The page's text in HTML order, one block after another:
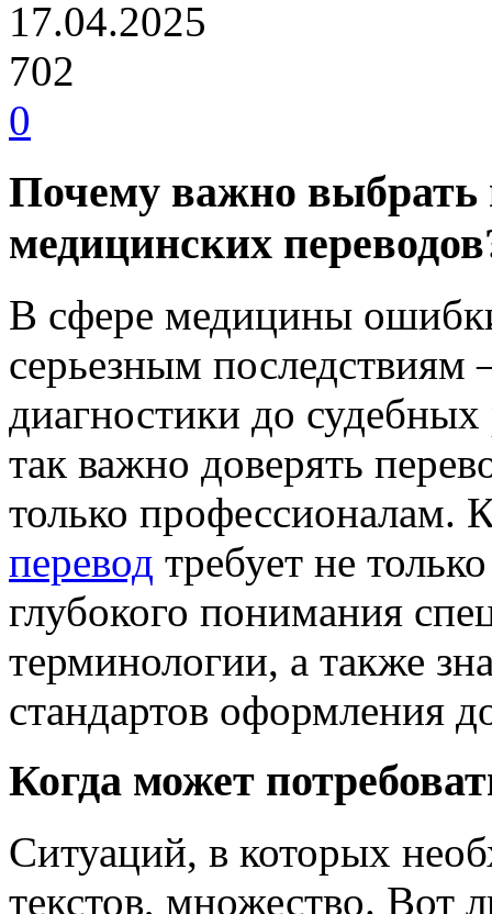
17.04.2025
702
0
Почему важно выбрать
медицинских
В сфере медицины
серьезным
диагностики до
так важно доверять
только профессионалам.
перевод требует не
глубокого понимания
терминологии, а также
стандартов оформления
Когда может
Ситуаций, в которых
текстов, множество. Вот